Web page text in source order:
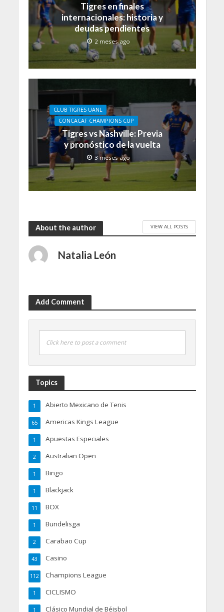
Tigres en finales
internacionales: historia y
deudas pendientes
2 meses ago
CLUB TIGRES UANL
CONCACAF CHAMPIONS CUP
Tigres vs Nashville: Previa
y pronóstico de la vuelta
3 meses ago
About the author VIEW ALL POSTS
Natalia León
Add Comment
Click here to post a comment
Topics
Abierto Mexicano de Tenis
1
Americas Kings League
65
Apuestas Especiales
1
Australian Open
2
Bingo
1
Blackjack
1
BOX
11
Bundelisga
1
Carabao Cup
2
Casino
43
Champions League
112
CICLISMO
1
Clásico Mundial de Béisbol
1